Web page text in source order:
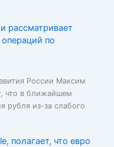
рассматривает
по
России Максим
что в ближайшем
рубля из-за слабого
полагает, что евро